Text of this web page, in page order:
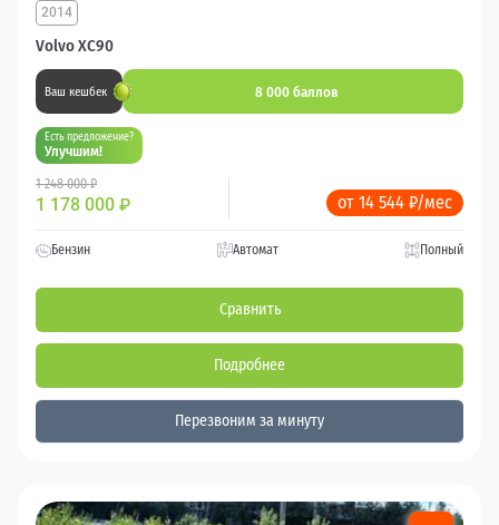
Volvo XC90
2014
Ваш кешбек 8 000 баллов
Есть предложение?
Улучшим!
1 248 000 ₽
1 178 000 ₽ от 14 544 ₽/мес
Бензин Автомат Полный
Сравнить
Подробнее
Перезвоним за минуту